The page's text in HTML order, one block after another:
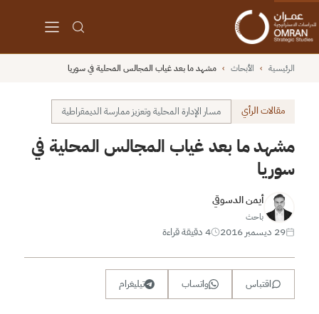
الرئيسية › الأبحاث › مشهد ما بعد غياب المجالس المحلية في سوريا
مقالات الرأي مسار الإدارة المحلية وتعزيز ممارسة الديمقراطية
مشهد ما بعد غياب المجالس المحلية في
سوريا
أيمن الدسوقي
باحث
29 ديسمبر 2016 4 دقيقة قراءة
اقتباس واتساب تيليغرام